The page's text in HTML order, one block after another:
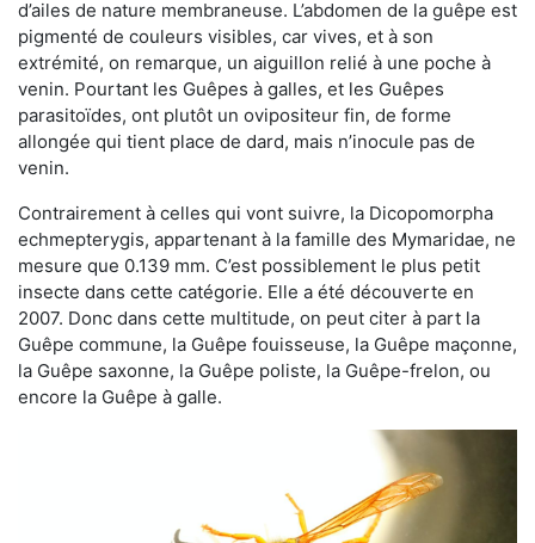
d’ailes de nature membraneuse. L’abdomen de la guêpe est
pigmenté de couleurs visibles, car vives, et à son
extrémité, on remarque, un aiguillon relié à une poche à
venin. Pourtant les Guêpes à galles, et les Guêpes
parasitoïdes, ont plutôt un ovipositeur fin, de forme
allongée qui tient place de dard, mais n’inocule pas de
venin.
Contrairement à celles qui vont suivre, la Dicopomorpha
echmepterygis, appartenant à la famille des Mymaridae, ne
mesure que 0.139 mm. C’est possiblement le plus petit
insecte dans cette catégorie. Elle a été découverte en
2007. Donc dans cette multitude, on peut citer à part la
Guêpe commune, la Guêpe fouisseuse, la Guêpe maçonne,
la Guêpe saxonne, la Guêpe poliste, la Guêpe-frelon, ou
encore la Guêpe à galle.